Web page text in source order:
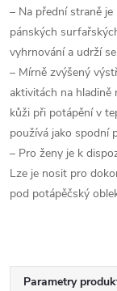
– Na přední straně
pánských
vyhrnování a udrží
– Mírně zvýšený
aktivitách na
kůži při potápění v
používá jako spodní
– Pro ženy je k
Lze je nosit pro
pod potápěčský
Parametry